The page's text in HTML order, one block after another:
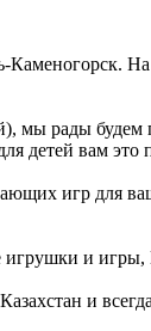
мы рады
детей вам это
игр для
игрушки и
и